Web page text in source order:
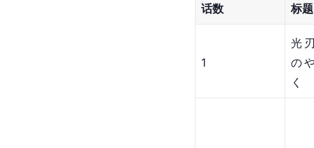
话数 标题
1
光
の
く